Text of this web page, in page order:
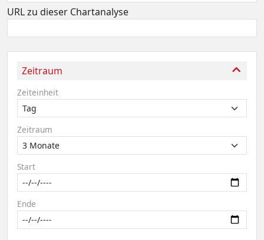
URL zu dieser Chartanalyse
Zeitraum
Zeiteinheit
Zeitraum
Start
Ende